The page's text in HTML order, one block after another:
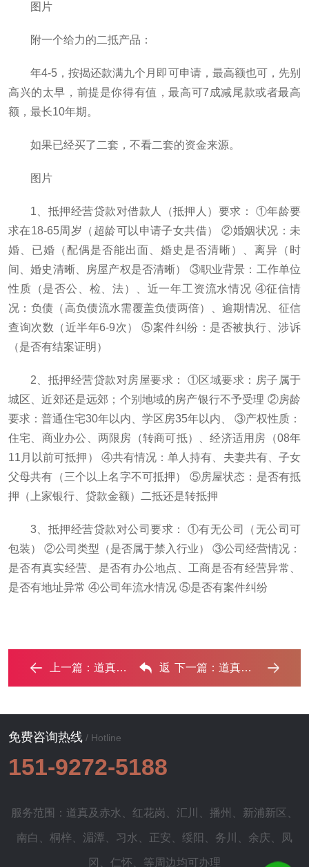
图片
附一个给力的二抵产品：
年4-5，按揭还款满九个月即可申请，最高额也可，先别
高兴的太早，前提是你得有值，最高可7成减尾款或者最高
额，最长10年期。
如果已经买了二套，不看二套的资金来源。
图片
1、抵押经营贷款对借款人（抵押人）要求： ①年龄要
求在18-65周岁（超龄可以申请子女共借） ②婚姻状况：未
婚、已婚（配偶是否能出面、婚史是否清晰）、离异（时
间、婚史清晰、房屋产权是否清晰） ③职业背景：工作单位
性质（是否公、检、法）、近一年工资流水情况 ④征信情
况：负债（高负债流水需覆盖负债两倍）、逾期情况、征信
查询次数（近半年6-9次） ⑤案件纠纷：是否被执行、涉诉
（是否有结案证明）
2、抵押经营贷款对房屋要求： ①区域要求：房子属于
城区、近郊还是远郊；个别地域的房产银行不予受理 ②房龄
要求：普通住宅30年以内、学区房35年以内、 ③产权性质：
住宅、商业办公、两限房（转商可抵）、经济适用房（08年
11月以前可抵押） ④共有情况：单人持有、夫妻共有、子女
父母共有（三个以上名字不可抵押） ⑤房屋状态：是否有抵
押（上家银行、贷款金额）二抵还是转抵押
3、抵押经营贷款对公司要求： ①有无公司（无公司可
包装） ②公司类型（是否属于禁入行业） ③公司经营情况：
是否有真实经营、是否有办公地点、工商是否有经营异常、
是否有地址异常 ④公司年流水情况 ⑤是否有案件纠纷
上一篇： 道真房子抵押给银行贷款利率多少 ?‌ 返 下一篇：道真停息挂账怎么办理？办理停息挂账的流程和注意事项 ...‌
免费咨询热线 / Hotline
151-9272-5188
服务范围：道真及 赤水 红花岗 汇川 播州 新浦新区
南白 桐梓 湄潭 习水 正安 绥阳 务川 余庆 凤
冈 仁怀 、等周边均可办理